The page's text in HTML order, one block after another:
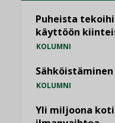
Puheista
käyttöön
KOLUMNI
KOLUMNI
Yli miljoona